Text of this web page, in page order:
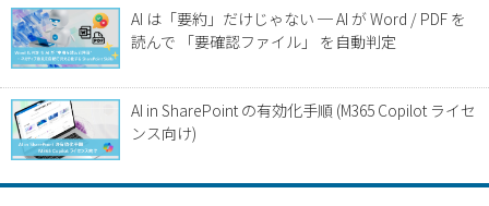
AI は「要約」だけじゃない ─ AI が Word / PDF を
読んで 「要確認ファイル」 を自動判定
AI in SharePoint の有効化手順 (M365 Copilot ライセ
ンス向け)